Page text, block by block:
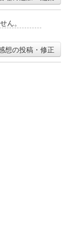
ん。
想の投稿・修正